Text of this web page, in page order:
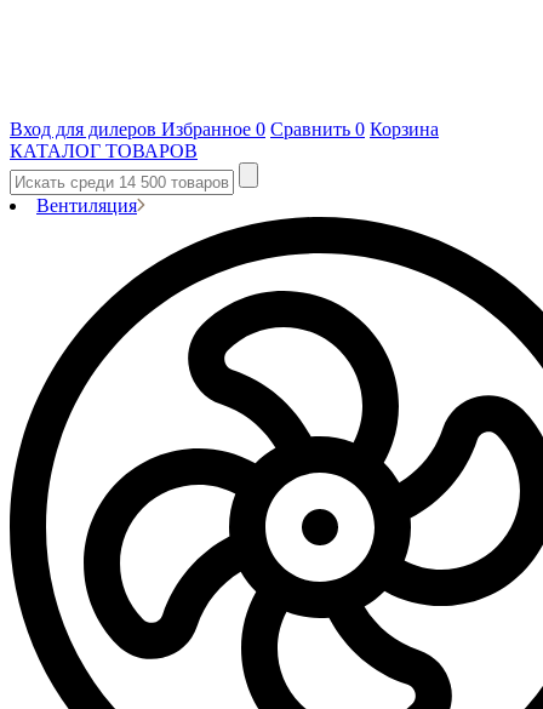
Вход для дилеров Избранное 0 Сравнить 0 Корзина
КАТАЛОГ ТОВАРОВ
Вентиляция